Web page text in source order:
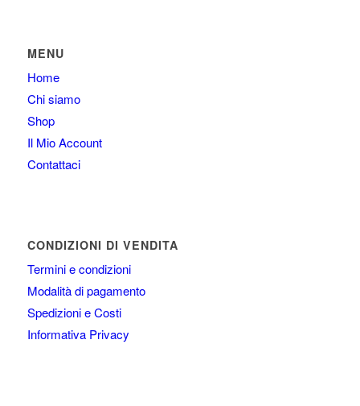
MENU
Home
Chi siamo
Shop
Il Mio Account
Contattaci
CONDIZIONI DI VENDITA
Termini e condizioni
Modalità di pagamento
Spedizioni e Costi
Informativa Privacy